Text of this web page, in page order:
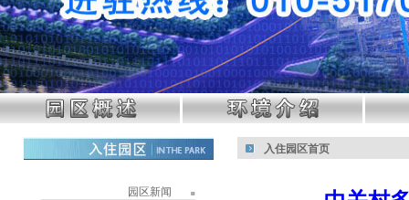
园区新闻
入住园区首页